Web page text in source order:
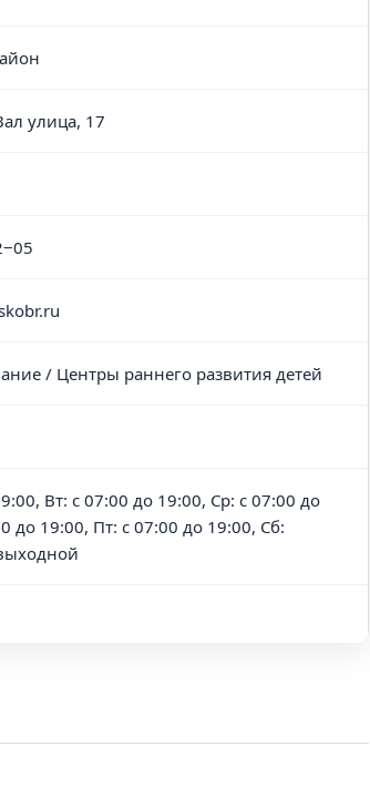
улица, 17
/ Центры раннего развития детей
Вт: с 07:00 до 19:00, Ср: с 07:00 до
до 19:00, Пт: с 07:00 до 19:00, Сб: